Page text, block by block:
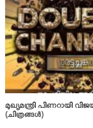
മുഖ്യമന്ത്രി പിണറായി
(ചിത്രങ്ങള്‍)